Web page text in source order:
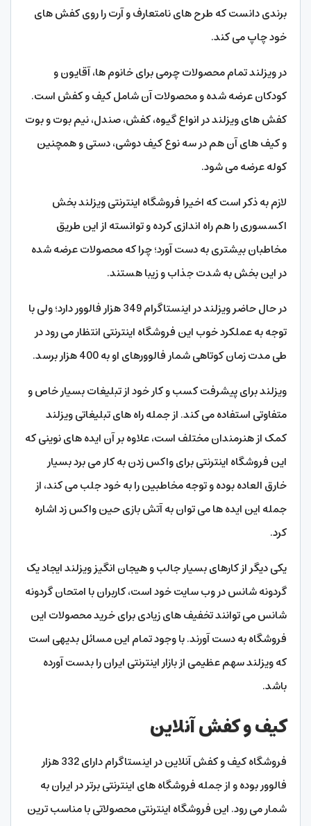
برندی دانست که طرح های نامتعارف و آرت را روی کفش های
خود چاپ می کند.
در ویزلند تمام محصولات چرمی برای خانوم ها، آقایون و
کودکان عرضه شده و محصولات آن شامل کیف و کفش است.
کفش های ویزلند در انواع گیوه، کفش، صندل، نیم بوت و بوت
و کیف های آن هم در سه نوع کیف دوشی، دستی و همچنین
کوله عرضه می شود.
لازم به ذکر است که اخیرا فروشگاه اینترنتی ویزلند بخش
اکسسوری را هم راه اندازی کرده و توانسته از این طریق
مخاطبان بیشتری به دست آورد؛ چرا که محصولات عرضه شده
در این بخش به شدت جذاب و زیبا هستند.
در حال حاضر ویزلند در اینستاگرام 349 هزار فالوور دارد؛ ولی با
توجه به عملکرد خوب این فروشگاه اینترنتی انتظار می رود در
طی مدت زمان کوتاهی شمار فالوورهای او به 400 هزار برسد.
ویزلند برای پیشرفت کسب و کار خود از تبلیغات بسیار خاص و
متفاوتی استفاده می کند. از جمله راه های تبلیغاتی ویزلند
کمک از هنرمندان مختلف است، علاوه بر آن ایده های نوینی که
این فروشگاه اینترنتی برای واکس زدن به کار می برد بسیار
خارق العاده بوده و توجه مخاطبین را به خود جلب می کند، از
جمله این ایده ها می توان به آتش بازی حین واکس زد اشاره
کرد.
یکی دیگر از کارهای بسیار جالب و هیجان انگیز ویزلند ایجاد یک
گردونه شانس در وب سایت خود است، کاربران با امتحان گردونه
شانس می توانند تخفیف های زیادی برای خرید محصولات این
فروشگاه به دست آورند. با وجود تمام این مسائل بدیهی است
که ویزلند سهم عظیمی از بازار اینترنتی ایران را بدست آورده
باشد.
کیف و کفش آنلاین
فروشگاه کیف و کفش آنلاین در اینستاگرام دارای 332 هزار
فالوور بوده و از جمله فروشگاه های اینترنتی برتر در ایران به
شمار می رود. این فروشگاه اینترنتی محصولاتی با مناسب ترین